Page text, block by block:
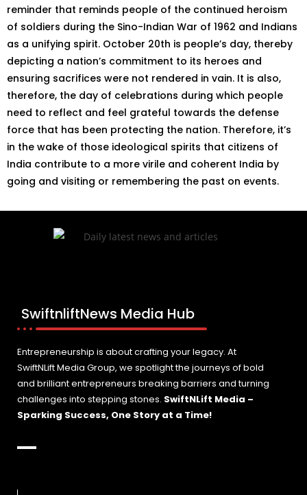
reminder that reminds people of the continued heroism
of soldiers during the Sino-Indian War of 1962 and Indians
as a unifying spirit. October 20th is people’s day, thereby
depicting a nation’s commitment to its heroes and
ensuring sacrifices were not rendered in vain. It is also,
therefore, the day of celebrations during which people
need to reflect and feel grateful towards the defense
force that has been protecting the nation. Therefore, it’s
in the wake of those ideological spirits that citizens of
India contribute to a more virile and coherent India by
going and visiting or remembering the past on events.
SwiftnliftNews Media Hub
Entrepreneurship is about crafting your legacy. At
SwiftNLift Media Group, we spotlight the journeys of bold
and brilliant entrepreneurs breaking barriers and turning
challenges into stepping stones. SwiftNLift Media –
Sparking Success, One Story at a Time!